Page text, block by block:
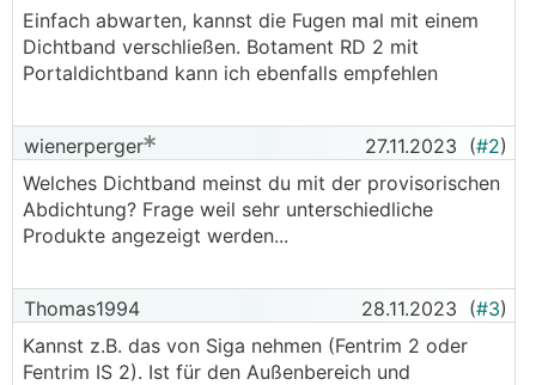
Einfach abwarten, kannst die Fugen mal mit einem
Dichtband verschließen. Botament RD 2 mit
Portaldichtband kann ich ebenfalls empfehlen
wienerperger 27.11.2023 (#2)
Welches Dichtband meinst du mit der provisorischen
Abdichtung? Frage weil sehr unterschiedliche
Produkte angezeigt werden...
Thomas1994 28.11.2023 (#3)
Kannst z.B. das von Siga nehmen (Fentrim 2 oder
Fentrim IS 2). Ist für den Außenbereich und